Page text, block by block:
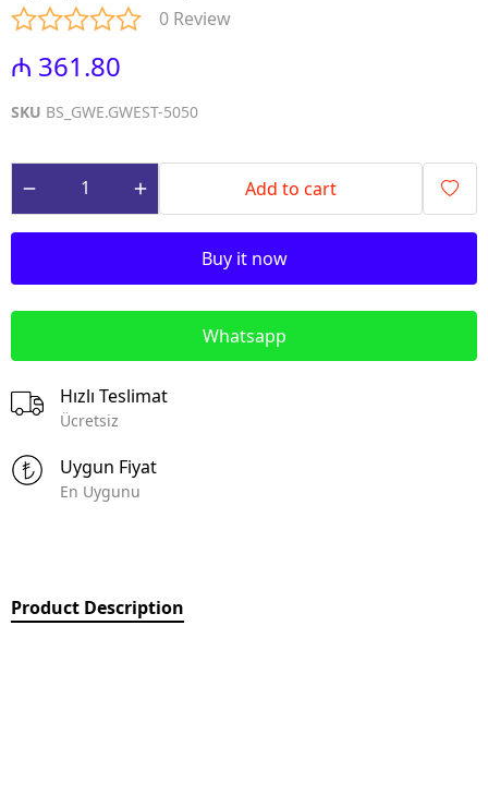
0 Review
₼ 361.80
SKU BS_GWE.GWEST-5050
Add to cart
Buy it now
Whatsapp
Hızlı Teslimat
Ücretsiz
Uygun Fiyat
En Uygunu
Product Description